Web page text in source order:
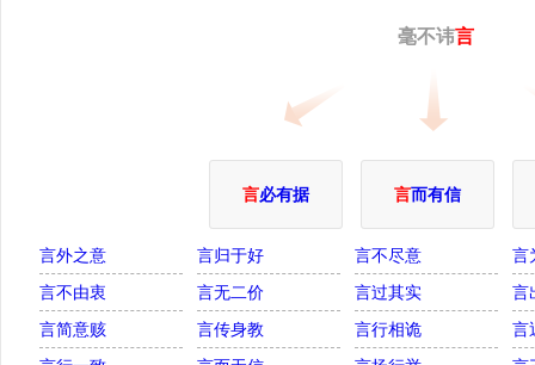
毫不讳言
言必有据 言而有信
言外之意 言归于好 言不尽意
言
言不由衷
言无二价 言过其实
言
言简意赅
言传身教 言行相诡
言